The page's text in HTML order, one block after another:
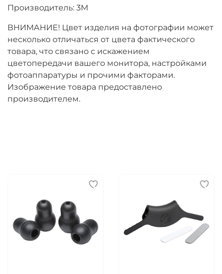
Производитель: 3M
ВНИМАНИЕ! Цвет изделия на фотографии может
несколько отличаться от цвета фактического
товара, что связано с искажением
цветопередачи вашего монитора, настройками
фотоаппаратуры и прочими факторами.
Изображение товара предоставлено
производителем.